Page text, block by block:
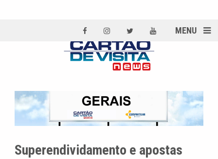
MENU
Superendividamento e apostas